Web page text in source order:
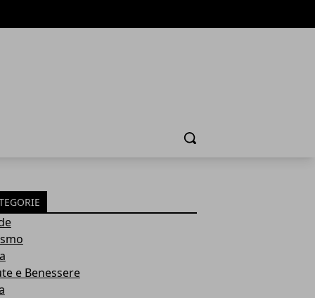
Cerca
e Benessere